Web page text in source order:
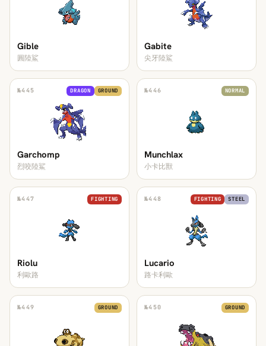
Gible
圓陸鯊
Gabite
尖牙陸鯊
№445 DRAGON GROUND
Garchomp
烈咬陸鯊
№446 NORMAL
Munchlax
小卡比獸
№447 FIGHTING
Riolu
利歐路
№448 FIGHTING STEEL
Lucario
路卡利歐
№449 GROUND №450 GROUND